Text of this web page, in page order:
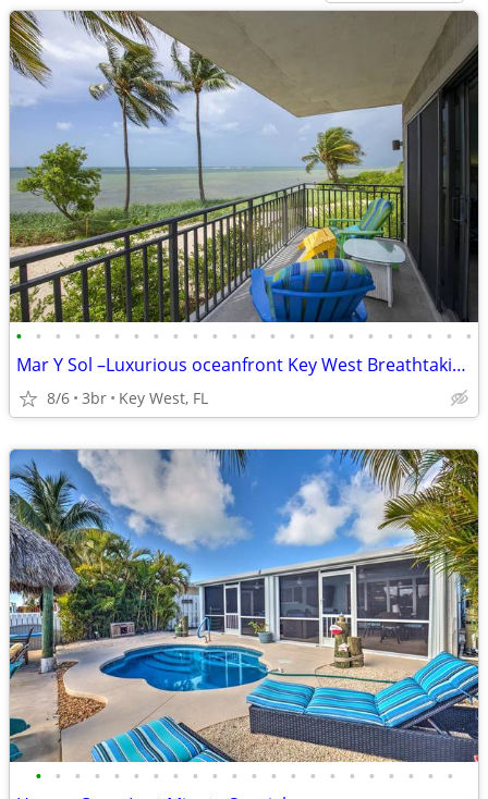
• • • • • • • • • • • • • • • • • • • • • • • •
Mar Y Sol –Luxurious oceanfront Key West Breathtaking Atlantic Sunrise
8/6 3br Key West, FL
• • • • • • • • • • • • • • • • • • • • • •